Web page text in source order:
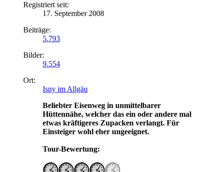
Registriert seit:
17. September 2008
Beiträge:
5.793
Bilder:
9.554
Ort:
Isny im Allgäu
Beliebter Eisenweg in unmittelbarer
Hüttennähe, welcher das ein oder andere mal
etwas kräftigeres Zupacken verlangt. Für
Einsteiger wohl eher ungeeignet.
Tour-Bewertung: